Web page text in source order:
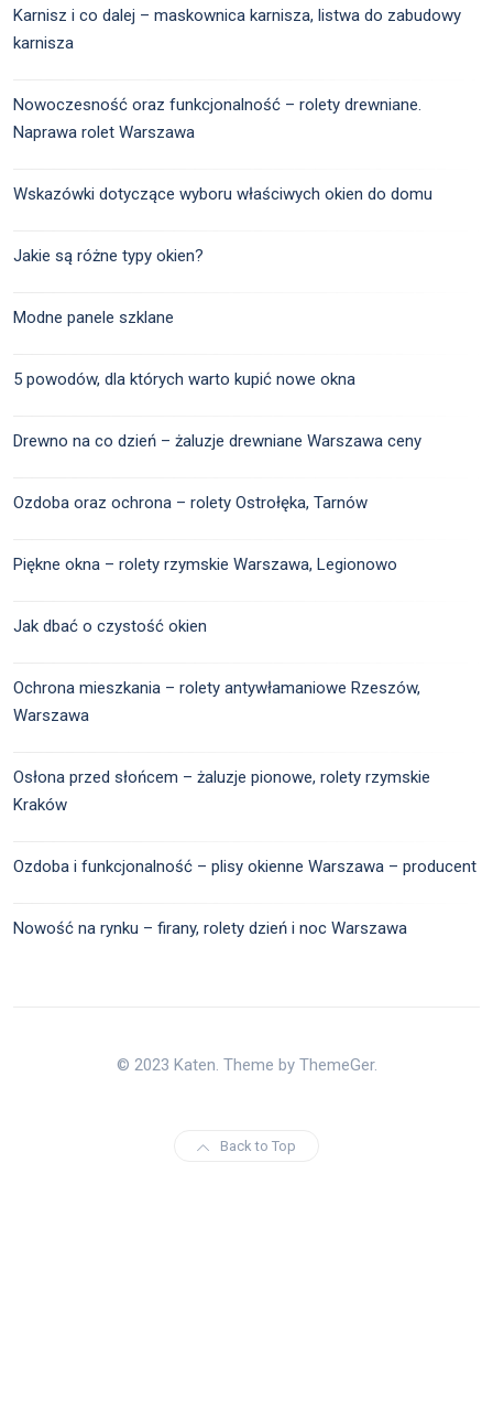
Karnisz i co dalej – maskownica karnisza, listwa do zabudowy
karnisza
Nowoczesność oraz funkcjonalność – rolety drewniane.
Naprawa rolet Warszawa
Wskazówki dotyczące wyboru właściwych okien do domu
Jakie są różne typy okien?
Modne panele szklane
5 powodów, dla których warto kupić nowe okna
Drewno na co dzień – żaluzje drewniane Warszawa ceny
Ozdoba oraz ochrona – rolety Ostrołęka, Tarnów
Piękne okna – rolety rzymskie Warszawa, Legionowo
Jak dbać o czystość okien
Ochrona mieszkania – rolety antywłamaniowe Rzeszów,
Warszawa
Osłona przed słońcem – żaluzje pionowe, rolety rzymskie
Kraków
Ozdoba i funkcjonalność – plisy okienne Warszawa – producent
Nowość na rynku – firany, rolety dzień i noc Warszawa
© 2023 Katen. Theme by ThemeGer.
Back to Top